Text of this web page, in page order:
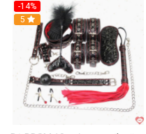
-14%
Hot
5